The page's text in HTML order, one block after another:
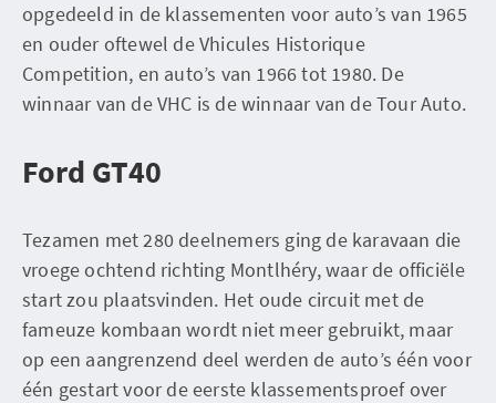
opgedeeld in de klassementen voor auto’s van 1965
en ouder oftewel de Vhicules Historique
Competition, en auto’s van 1966 tot 1980. De
winnaar van de VHC is de winnaar van de Tour Auto.
Ford GT40
Tezamen met 280 deelnemers ging de karavaan die
vroege ochtend richting Montlhéry, waar de officiële
start zou plaatsvinden. Het oude circuit met de
fameuze kombaan wordt niet meer gebruikt, maar
op een aangrenzend deel werden de auto’s één voor
één gestart voor de eerste klassementsproef over